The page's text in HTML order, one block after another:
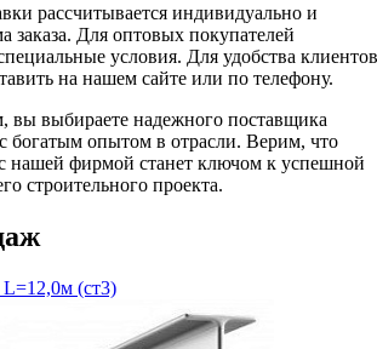
рассчитывается индивидуально и
заказа. Для оптовых покупателей
условия. Для удобства
на нашем сайте или по телефону.
вы выбираете надежного поставщика
богатым опытом в отрасли. Верим, что
нашей фирмой станет ключом к успешной
строительного проекта.
(ст3)